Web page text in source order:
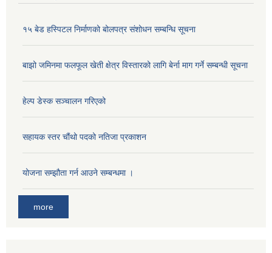
१५ बेड हस्पिटल निर्माणको बोलपत्र संशोधन सम्बन्धि सूचना
बाझो जमिनमा फलफूल खेती क्षेत्र विस्तारको लागि बेर्ना माग गर्ने सम्बन्धी सूचना
हेल्प डेस्क सञ्‍चालन गरिएको
सहायक स्तर चौंथो पदको नतिजा प्रकाशन
योजना सम्झौता गर्न आउने सम्बन्धमा ।
more